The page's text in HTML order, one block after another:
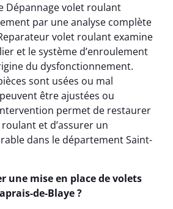
Dépannage volet roulant
par une analyse complète
volet roulant examine
et le système d’enroulement
du dysfonctionnement.
sont usées ou mal
être ajustées ou
permet de restaurer
et d’assurer un
dans le département Saint-
une mise en place de volets
de-Blaye ?